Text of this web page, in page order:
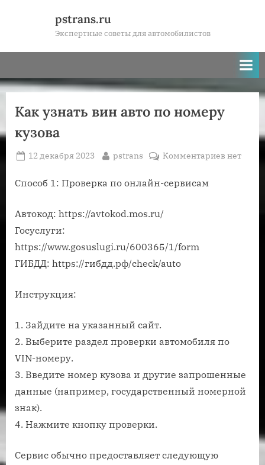
pstrans.ru
Экспертные советы для автомобилистов
Как узнать вин авто по номеру
кузова
Posted
12 декабря 2023 By
pstrans Комментариевкнет
Способ 1: Проверка по онлайн-сервисам
Автокод: https://avtokod.mos.ru/
Госуслуги:
https://www.gosuslugi.ru/600365/1/form
ГИБДД: https://гибдд.рф/check/auto
Инструкция:
1. Зайдите на указанный сайт.
2. Выберите раздел проверки автомобиля по
VIN-номеру.
3. Введите номер кузова и другие запрошенные
данные (например, государственный номерной
знак).
4. Нажмите кнопку проверки.
Сервис обычно предоставляет следующую